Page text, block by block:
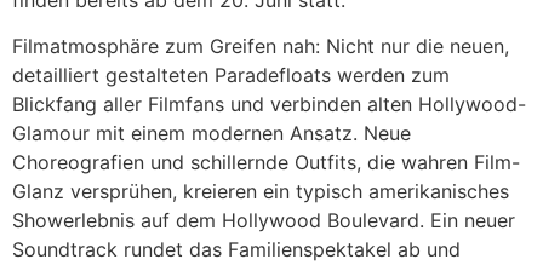
Filmatmosphäre zum Greifen nah: Nicht nur die neuen,
detailliert gestalteten Paradefloats werden zum
Blickfang aller Filmfans und verbinden alten Hollywood-
Glamour mit einem modernen Ansatz. Neue
Choreografien und schillernde Outfits, die wahren Film-
Glanz versprühen, kreieren ein typisch amerikanisches
Showerlebnis auf dem Hollywood Boulevard. Ein neuer
Soundtrack rundet das Familienspektakel ab und